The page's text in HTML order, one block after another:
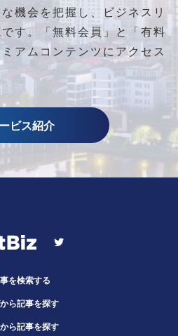
機会を把握し、ビジネスリ
す。
「無料会員」と「有料
アムコンテンツにアクセス
ビス紹介
を検索する
ら記事を探す
ら記事を探す